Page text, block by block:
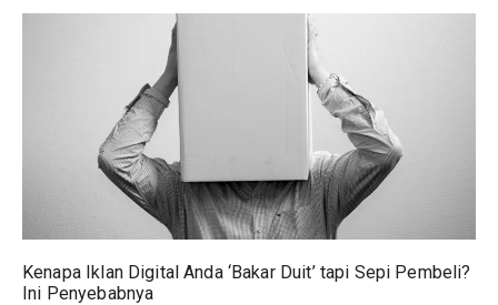
Kenapa Iklan Digital Anda ‘Bakar Duit’ tapi Sepi Pembeli?
Ini Penyebabnya